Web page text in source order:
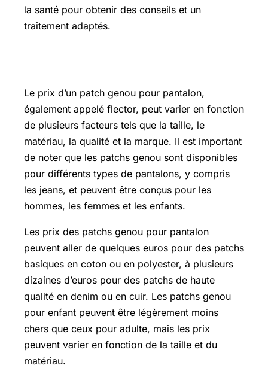
la santé pour obtenir des conseils et un
traitement adaptés.
Le prix d’un patch genou pour pantalon,
également appelé flector, peut varier en fonction
de plusieurs facteurs tels que la taille, le
matériau, la qualité et la marque. Il est important
de noter que les patchs genou sont disponibles
pour différents types de pantalons, y compris
les jeans, et peuvent être conçus pour les
hommes, les femmes et les enfants.
Les prix des patchs genou pour pantalon
peuvent aller de quelques euros pour des patchs
basiques en coton ou en polyester, à plusieurs
dizaines d’euros pour des patchs de haute
qualité en denim ou en cuir. Les patchs genou
pour enfant peuvent être légèrement moins
chers que ceux pour adulte, mais les prix
peuvent varier en fonction de la taille et du
matériau.